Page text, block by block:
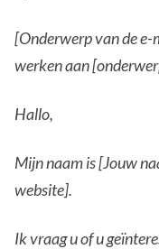
[Onderwerp van de
werken aan
Hallo,
Mijn naam is [Jouw
website].
Ik vraag u of u